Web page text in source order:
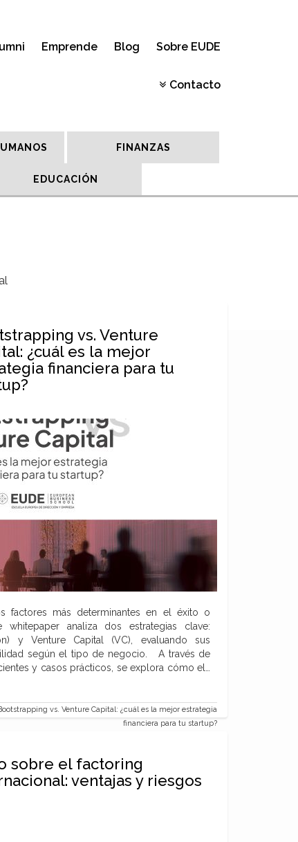
Emprende Blog Sobre EUDE
Contacto
FINANZAS
EDUCACIÓN
vs. Venture
¿cuál es la mejor
financiera para tu
factores más determinantes en el éxito o
analiza dos estrategias clave:
y Venture Capital (VC), evaluando sus
según el tipo de negocio. A través de
y casos prácticos, se explora cómo el…
vs. Venture Capital: ¿cuál es la mejor estrategia
financiera para tu startup?
sobre el factoring
ventajas y riesgos